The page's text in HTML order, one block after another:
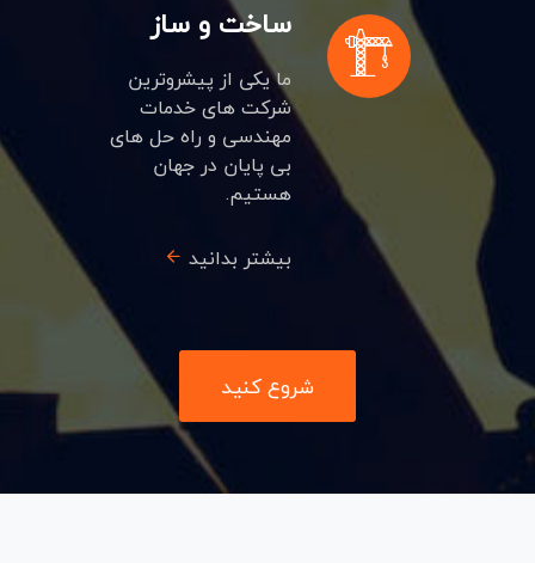
ساخت و ساز
ما یکی از پیشروترین
شرکت های خدمات
مهندسی و راه حل های
بی پایان در جهان
هستیم.
بیشتر بدانید
شروع کنید